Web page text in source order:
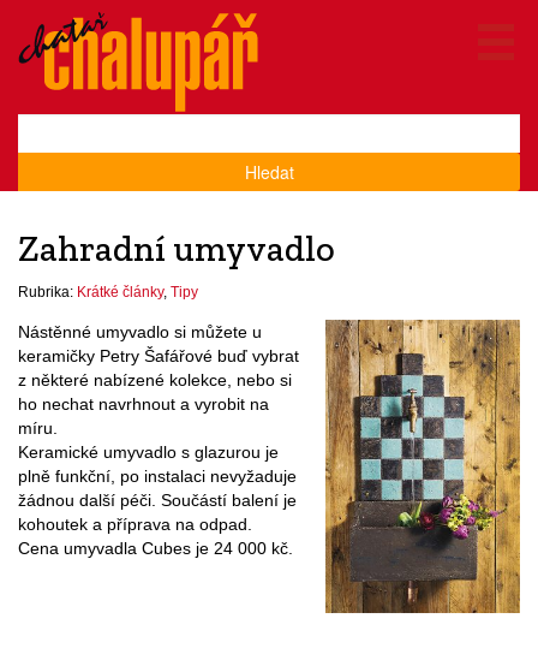
Hledat
Zahradní umyvadlo
Rubrika: Krátké články, Tipy
Nástěnné umyvadlo si můžete u
keramičky Petry Šafářové buď vybrat
z některé nabízené kolekce, nebo si
ho nechat navrhnout a vyrobit na
míru.
Keramické umyvadlo s glazurou je
plně funkční, po instalaci nevyžaduje
žádnou další péči. Součástí balení je
kohoutek a příprava na odpad.
Cena umyvadla Cubes je 24 000 kč.